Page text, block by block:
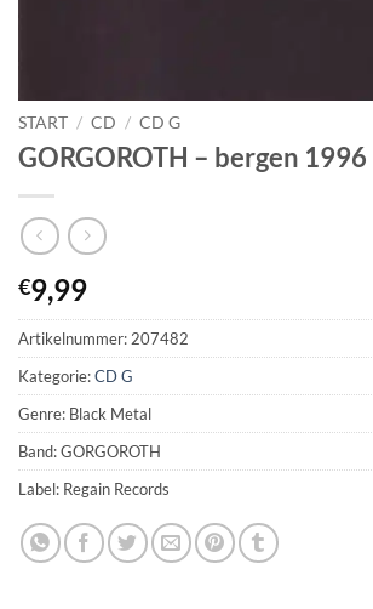
START / CD / CD G
GORGOROTH – bergen
€9,99
Artikelnummer: 207482
Kategorie:CD G
Genre: Black Metal
Band: GORGOROTH
Label: Regain Records